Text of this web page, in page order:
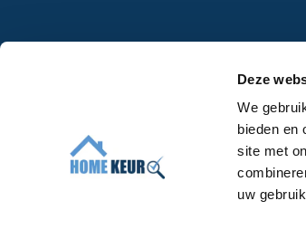
Deze
We
bieden en
site met
uw
Werken bij
Algemene voorwaarden